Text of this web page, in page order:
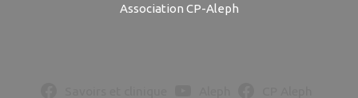
Association CP-Aleph